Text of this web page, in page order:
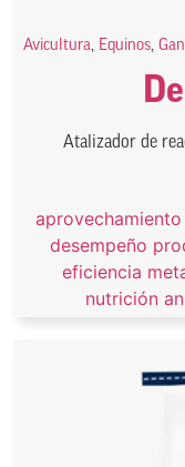
Avicultura, Equinos,
Atalizador de
desempeño
eficiencia
nutrición